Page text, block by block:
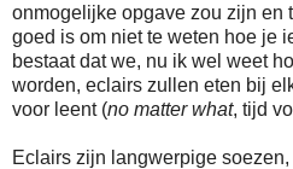
onmogelijke opgave zou zijn en
goed is om niet te weten hoe je
bestaat dat we, nu ik wel weet
worden, eclairs zullen eten bij
voor leent (no matter what, tijd
Eclairs zijn langwerpige